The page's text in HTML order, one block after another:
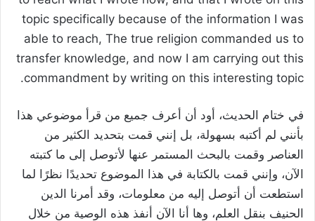
topic specifically because of the information I was
able to reach, The true religion commanded us to
transfer knowledge, and now I am carrying out this
commandment by writing on this interesting topic.
في ختام الحديث، أود أن أعرف جميع من قرأ موضوعي هذا
بأنني لم أكتبه بسهولة، بل إنني قمت بتحديد الكثير من
العناصر وقمت بالبحث المستمر عنها لأتوصل إلى ما كتبته
الآن، وإنني قمت بالكتابة في هذا الموضوع تحديدًا نظرًا لما
استطعت أن أتوصل إليه من معلومات، وقد أمرنا الدين
الحنيف بنقل العلم، وها أنا الآن أنفذ هذه الوصية من خلال